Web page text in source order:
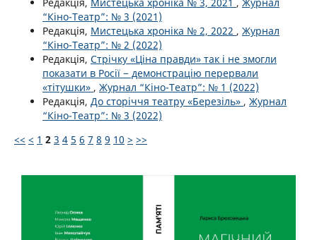
Редакція, Мистецька хроніка № 3, 2021 , Журнал
“Кіно-Театр”: № 3 (2021)
Редакція, Мистецька хроніка № 2, 2022 , Журнал
“Кіно-Театр”: № 2 (2022)
Редакція, Стрічку «Ціна правди» так і не змогли
показати в Росії − демонстрацію перервали
«тітушки» , Журнал “Кіно-Театр”: № 1 (2022)
Редакція, До сторіччя театру «Березіль» , Журнал
“Кіно-Театр”: № 3 (2022)
<< < 1 2 3 4 5 6 7 8 9 10 > >>